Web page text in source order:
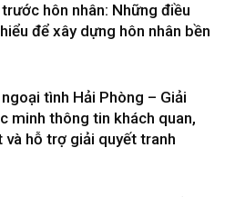
hôn nhân: Những điều
để xây dựng hôn nhân bền
tình Hải Phòng – Giải
minh thông tin khách quan,
và hỗ trợ giải quyết tranh